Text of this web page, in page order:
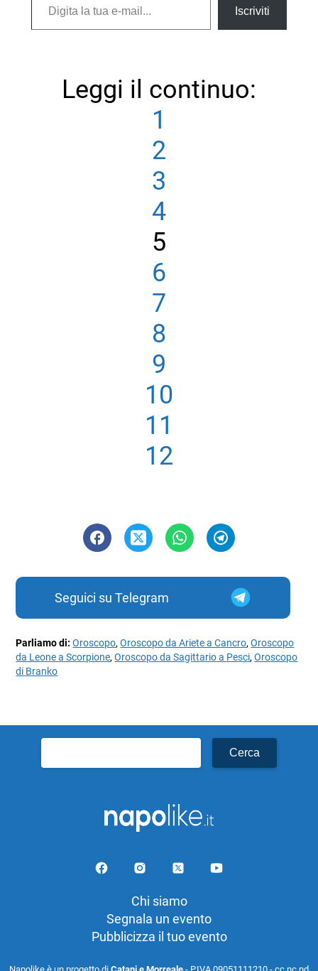
Iscriviti
Leggi il continuo:
1
2
3
4
5
6
7
8
9
10
11
12
Seguici su Telegram
Parliamo di:Oroscopo,Oroscopo da Ariete a Cancro,Oroscopo
da Leone a Scorpione,Oroscopo da Sagittario a Pesci,Oroscopo
di Branko
per:
Chi siamo
Segnala un evento
Pubblicizza il tuo evento